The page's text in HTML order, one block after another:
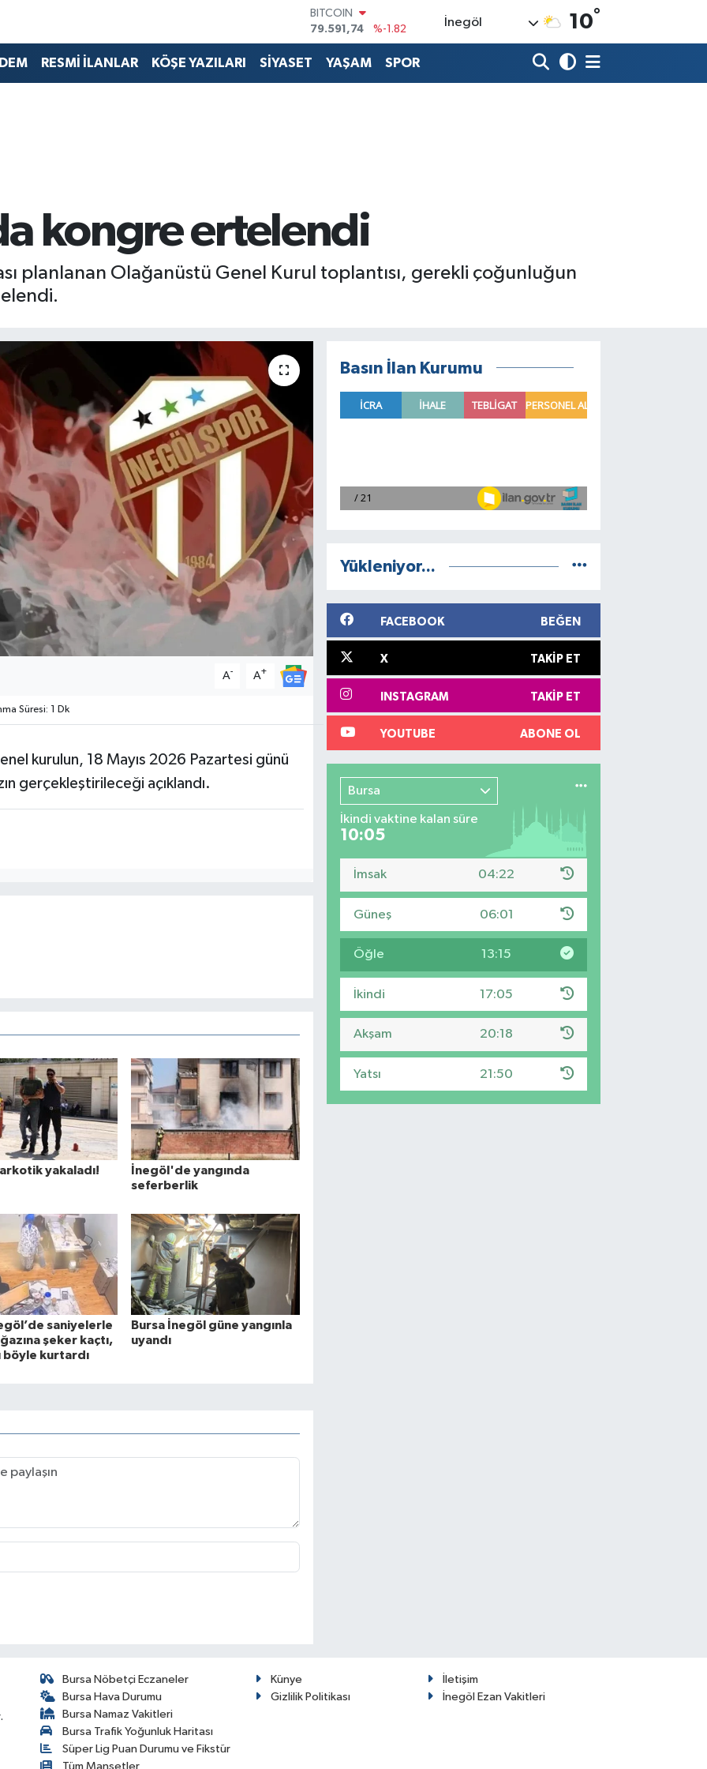
BITCOIN
79.591,74
%-1.82
DOLAR
45,43620
%0.02
İnegöl 10°
RESMİ İLANLAR KÖŞE YAZILARI SİYASET YAŞAM SPOR
kongre ertelendi
planlanan Olağanüstü Genel Kurul toplantısı, gerekli çoğunluğun
A- A+
Süresi: 1 Dk
kurulun, 18 Mayıs 2026 Pazartesi günü
gerçekleştirileceği açıklandı.
yakaladı!
İnegöl'de yangında
seferberlik
saniyelerle
şeker kaçtı,
böyle kurtardı
Bursa İnegöl güne yangınla
uyandı
Basın İlan Kurumu
Yükleniyor...
FACEBOOK BEĞEN
X TAKIP ET
INSTAGRAM TAKIP ET
YOUTUBE ABONE OL
Bursa
İkindi vaktine kalan süre
10:04
İmsak 04:22
Güneş 06:01
Öğle 13:15
İkindi 17:05
Akşam 20:18
Yatsı 21:50
Bursa Nöbetçi Eczaneler
Bursa Hava Durumu
Bursa Namaz Vakitleri
Bursa Trafik Yoğunluk Haritası
Süper Lig Puan Durumu ve Fikstür
Tüm Manşetler
Künye
İletişim
Gizlilik Politikası
İnegöl Ezan Vakitleri